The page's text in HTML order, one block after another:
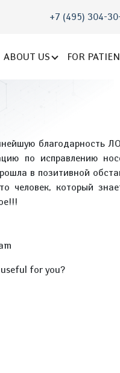
+7 (495) 304-
ABOUT US FOR
благодарность
по исправлению
в позитивной
человек, который
for you?